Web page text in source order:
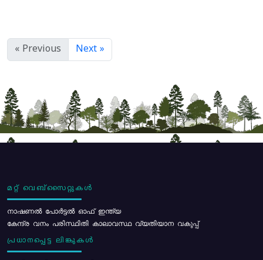
« Previous Next »
മറ്റ് വെബ്സൈറ്റുകൾ
നാഷണൽ പോർട്ടൽ ഓഫ് ഇന്ത്യ
കേന്ദ്ര വനം പരിസ്ഥിതി കാലാവസ്ഥ വ്യതിയാന വകുപ്പ്
പ്രധാനപ്പെട്ട ലിങ്കുകൾ